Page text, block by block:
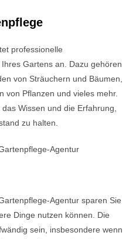
professionelle
Gartens an. Dazu gehören
von Sträuchern und Bäumen,
von Pflanzen und vieles mehr.
Wissen und die Erfahrung,
zu halten.
Agentur sparen Sie
Dinge nutzen können. Die
sein, insbesondere wenn